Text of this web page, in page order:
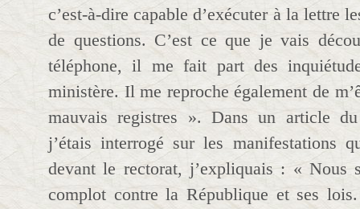
c’est-à-dire capable d’exécuter à la lettre
de questions. C’est ce que je vais
téléphone, il me fait part des
ministère. Il me reproche également de
mauvais registres ». Dans un article
j’étais interrogé sur les manifestations
devant le rectorat, j’expliquais : « Nous
complot contre la République et ses